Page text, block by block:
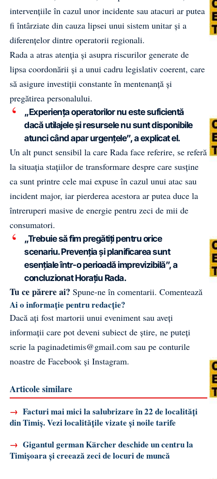
intervențiile în cazul unor incidente sau atacuri ar putea
fi întârziate din cauza lipsei unui sistem unitar și a
diferențelor dintre operatorii regionali.
Rada a atras atenția și asupra riscurilor generate de
lipsa coordonării și a unui cadru legislativ coerent, care
să asigure investiții constante în mentenanță și
pregătirea personalului.
„Experiența operatorilor nu este suficientă
dacă utilajele și resursele nu sunt disponibile
atunci când apar urgențele”, a explicat el.
Un alt punct sensibil la care Rada face referire, se referă
la situația stațiilor de transformare despre care susține
ca sunt printre cele mai expuse în cazul unui atac sau
incident major, iar pierderea acestora ar putea duce la
întreruperi masive de energie pentru zeci de mii de
consumatori.
„Trebuie să fim pregătiți pentru orice
scenariu. Prevenția și planificarea sunt
esențiale într-o perioadă imprevizibilă”, a
concluzionat Horațiu Rada.
Tu ce părere ai? Spune-ne în comentarii. Comentează
Ai o informație pentru redacție?
Dacă ați fost martorii unui eveniment sau aveți
informații care pot deveni subiect de știre, ne puteți
scrie la paginadetimis@gmail.com sau pe conturile
noastre de Facebook și Instagram.
Articole similare
→ Facturi mai mici la salubrizare în 22 de localități
din Timiș. Vezi localitățile vizate și noile tarife
→ Gigantul german Kärcher deschide un centru la
Timișoara și creează zeci de locuri de muncă